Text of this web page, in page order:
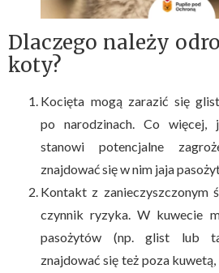
Dlaczego należy
koty?
Kocięta mogą zarazić się
po narodzinach. Co więcej,
stanowi potencjalne
znajdować się w nim jaja
Kontakt z zanieczyszczonym
czynnik ryzyka. W kuwecie
pasożytów (np. glist lub
znajdować się też poza